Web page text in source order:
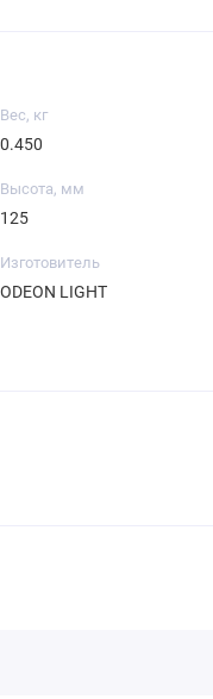
Вес, кг
0.450
Высота, мм
125
Изготовитель
ODEON LIGHT